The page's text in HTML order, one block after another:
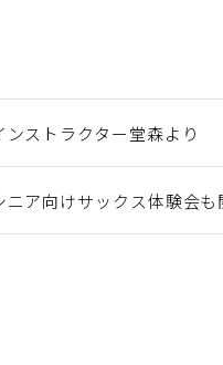
ンストラクター堂森より
ニア向けサックス体験会